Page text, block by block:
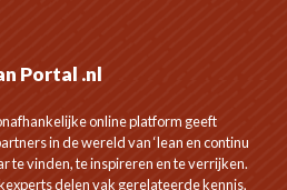
Portal .nl
online platform geeft
in de wereld van ‘lean en continu
te vinden, te inspireren en te verrijken.
delen vak gerelateerde kennis,